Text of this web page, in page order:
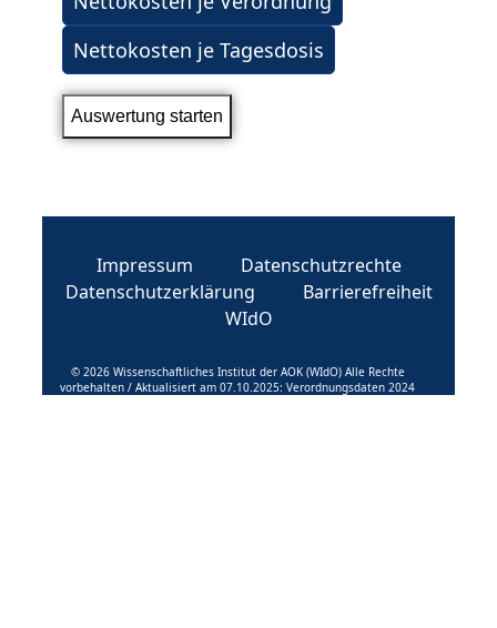
Nettokosten je Tagesdosis
Impressum
Datenschutzrechte
Datenschutzerklärung
Barrierefreiheit
WIdO
© 2026 Wissenschaftliches Institut der AOK (WIdO) Alle Rechte
vorbehalten / Aktualisiert am 07.10.2025: Verordnungsdaten 2024